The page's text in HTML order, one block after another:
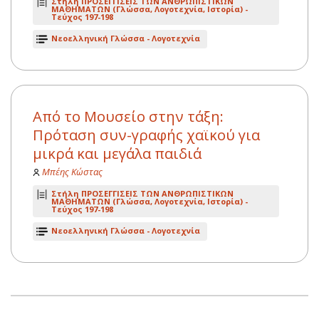
ΜΑΘΗΜΑΤΩΝ (Γλώσσα, Λογοτεχνία, Ιστορία) -
Τεύχος 197-198
Νεοελληνική Γλώσσα - Λογοτεχνία
Από το Μουσείο στην τάξη:
Πρόταση συν-γραφής χαϊκού για
μικρά και μεγάλα παιδιά
Μπέης Κώστας
Στήλη ΠΡΟΣΕΓΓΙΣΕΙΣ ΤΩΝ ΑΝΘΡΩΠΙΣΤΙΚΩΝ
ΜΑΘΗΜΑΤΩΝ (Γλώσσα, Λογοτεχνία, Ιστορία) -
Τεύχος 197-198
Νεοελληνική Γλώσσα - Λογοτεχνία